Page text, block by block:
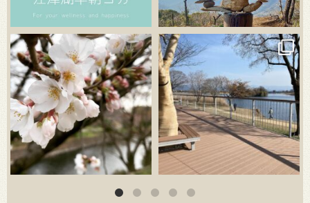
3月 20 3月 18